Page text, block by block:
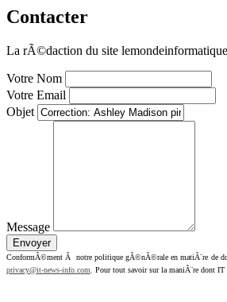
Contacter
La rÃ©daction du site
Votre Nom
Votre Email
Objet
Message
ConformÃ©ment Ã notre politique gÃ©nÃ©rale en matiÃ¨re de
privacy@it-news-info.com . Pour tout savoir sur la maniÃ¨re dont